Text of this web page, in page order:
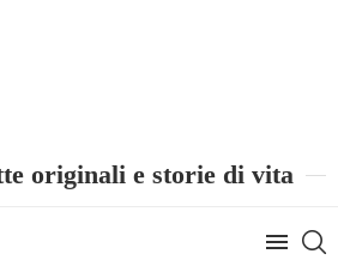
originali e storie di vita